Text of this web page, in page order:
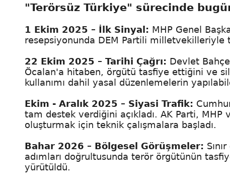
"Terörsüz Türkiye" sürecinde
1 Ekim 2025 – İlk Sinyal: MHP Genel
resepsiyonunda DEM Partili milletvekilleriyle
22 Ekim 2025 – Tarihi Çağrı: Devlet
Öcalan'a hitaben, örgütü tasfiye ettiğini ve
kullanımı dahil yasal düzenlemelerin
Ekim - Aralık 2025 – Siyasi Trafik:
tam destek verdiğini açıkladı. AK Parti, MHP
oluşturmak için teknik çalışmalara başladı.
Bahar 2026 – Bölgesel Görüşmeler:
adımları doğrultusunda terör örgütünün
yürütüldü.